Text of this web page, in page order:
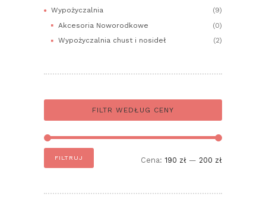
Wypożyczalnia
(9)
Akcesoria Noworodkowe
(0)
Wypożyczalnia chust i nosideł
(2)
FILTR WEDŁUG CENY
FILTRUJ Cena: 190 zł — 200 zł